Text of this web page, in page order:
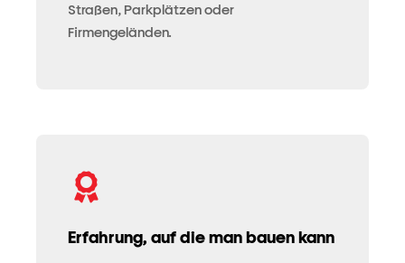
Straßen, Parkplätzen oder
Firmengeländen.
Erfahrung, auf die man bauen kann